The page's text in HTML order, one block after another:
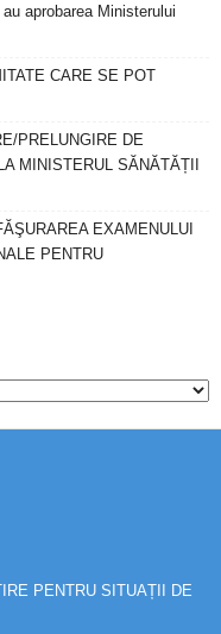
aprobarea Ministerului
CARE SE POT
PRELUNGIRE DE
MINISTERUL SĂNĂTĂȚII
EXAMENULUI
PENTRU
PENTRU SITUAȚII DE